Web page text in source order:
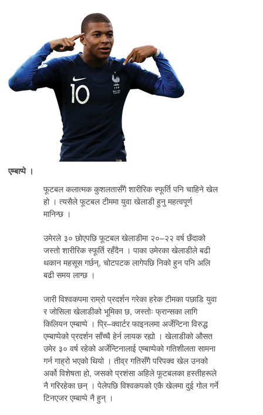
एम्बाप्पे ।
फूटबल कलात्मक कुशलतासँगै शारीरिक स्फूर्ति पनि चाहिने खेल
हो । त्यसैले फूटबल टीममा युवा खेलाडी हुनु महत्वपूर्ण
मानिन्छ ।
उमेरले ३० छोएपछि फूटबल खेलाडीमा २०–२२ वर्ष छँदाको
जस्तो शारीरिक स्फूर्ति रहँदैन । पाका उमेरका खेलाडीले बढी
थकान महसूस गर्छन्, चोटपटक लागेपछि निको हुन पनि अलि
बढी समय लाग्छ ।
जारी विश्वकपमा राम्रो प्रदर्शन गरेका हरेक टीमका पछाडि युवा
र जोसिला खेलाडीको भूमिका छ, जस्तोः फ्रान्सका लागि
किलियन एम्बाप्पे । प्रि–क्वार्टर फाइनलमा अर्जेन्टिना विरुद्ध
एम्बाप्पेको प्रदर्शन साँच्चै हेर्न लायक रह्यो । खेलाडीको औसत
उमेर ३० वर्ष रहेको अर्जेन्टिनालाई एम्बाप्पेको गतिशीलता सामना
गर्न गाह्रो भएको थियो । तीव्र गतिसँगै परिपक्व खेल उनको
अर्को विशेषता हो, जसको प्रशंसा अहिले फूटबलका हस्तीहरूले
नै गरिरहेका छन् । पेलेपछि विश्वकपको एकै खेलमा दुई गोल गर्ने
टिनएजर एम्बाप्पे नै हुन् ।